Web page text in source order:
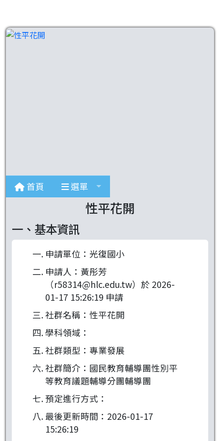
首頁 選單
性平花開
一、基本資訊
申請單位：光復國小
申請人：黃彤芳
（r58314@hlc.edu.tw）於 2026-
01-17 15:26:19 申請
社群名稱：性平花開
學科領域：
社群類型：專業發展
社群簡介：國民教育輔導團性別平
等教育議題輔導分團輔導團
預定進行方式：
最後更新時間：2026-01-17
15:26:19